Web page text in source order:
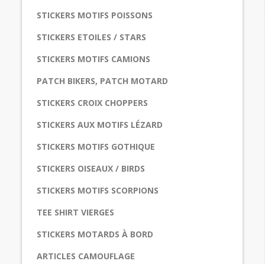
STICKERS MOTIFS POISSONS
STICKERS ETOILES / STARS
STICKERS MOTIFS CAMIONS
PATCH BIKERS, PATCH MOTARD
STICKERS CROIX CHOPPERS
STICKERS AUX MOTIFS LÉZARD
STICKERS MOTIFS GOTHIQUE
STICKERS OISEAUX / BIRDS
STICKERS MOTIFS SCORPIONS
TEE SHIRT VIERGES
STICKERS MOTARDS À BORD
ARTICLES CAMOUFLAGE